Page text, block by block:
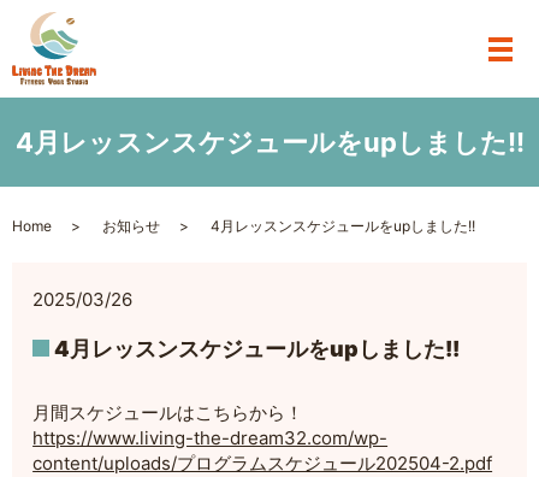
4月レッスンスケジュールをupしました!!
Home お知らせ 4月レッスンスケジュールをupしました!!
2025/03/26
4月レッスンスケジュールをupしました!!
月間スケジュールはこちらから！
https://www.living-the-dream32.com/wp-
content/uploads/プログラムスケジュール202504-2.pdf